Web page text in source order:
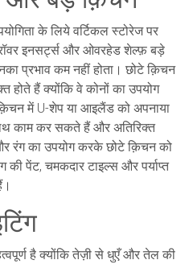
के लिये वर्टिकल स्टोरेज पर
इनसर्ट्स और ओवरहेड शेल्फ़ बड़े
प्रभाव कम नहीं होता। छोटे क़िचन
हैं क्योंकि वे कोनों का उपयोग
में U-शेप या आइलैंड को अपनाया
काम कर सकते हैं और अतिरिक्त
रंग का उपयोग करके छोटे क़िचन को
की पेंट, चमकदार टाइल्स और पर्याप्त
है क्योंकि तेज़ी से धुएँ और तेल की